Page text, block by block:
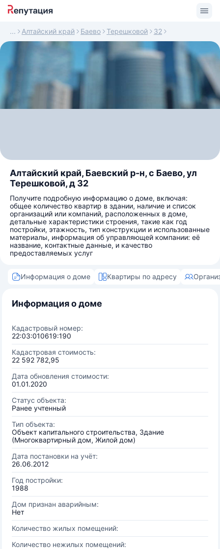
Алтайский край Баево Терешковой 32
Алтайский край, Баевский р-н, с Баево, ул
Терешковой, д 32
Получите подробную информацию о доме, включая:
общее количество квартир в здании, наличие и список
организаций или компаний, расположенных в доме,
детальные характеристики строения, такие как год
постройки, этажность, тип конструкции и использованные
материалы, информация об управляющей компании: её
название, контактные данные, и качество
предоставляемых услуг
Информация о доме Квартиры по адресу
Информация о доме
Кадастровый номер:
22:03:010619:190
Кадастровая стоимость:
22 592 782,95
Дата обновления стоимости:
01.01.2020
Статус объекта:
Ранее учтенный
Тип объекта:
Объект капитального строительства, Здание
(Многоквартирный дом, Жилой дом)
Дата постановки на учёт:
26.06.2012
Год постройки:
1988
Дом признан аварийным:
Нет
Количество жилых помещений:
Количество нежилых помещений: